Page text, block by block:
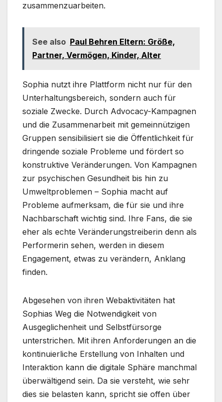
zusammenzuarbeiten.
See also Paul Behren Eltern: Größe,
Partner, Vermögen, Kinder, Alter
Sophia nutzt ihre Plattform nicht nur für den
Unterhaltungsbereich, sondern auch für
soziale Zwecke. Durch Advocacy-Kampagnen
und die Zusammenarbeit mit gemeinnützigen
Gruppen sensibilisiert sie die Öffentlichkeit für
dringende soziale Probleme und fördert so
konstruktive Veränderungen. Von Kampagnen
zur psychischen Gesundheit bis hin zu
Umweltproblemen – Sophia macht auf
Probleme aufmerksam, die für sie und ihre
Nachbarschaft wichtig sind. Ihre Fans, die sie
eher als echte Veränderungstreiberin denn als
Performerin sehen, werden in diesem
Engagement, etwas zu verändern, Anklang
finden.
Abgesehen von ihren Webaktivitäten hat
Sophias Weg die Notwendigkeit von
Ausgeglichenheit und Selbstfürsorge
unterstrichen. Mit ihren Anforderungen an die
kontinuierliche Erstellung von Inhalten und
Interaktion kann die digitale Sphäre manchmal
überwältigend sein. Da sie versteht, wie sehr
dies sie belasten kann, spricht sie offen über